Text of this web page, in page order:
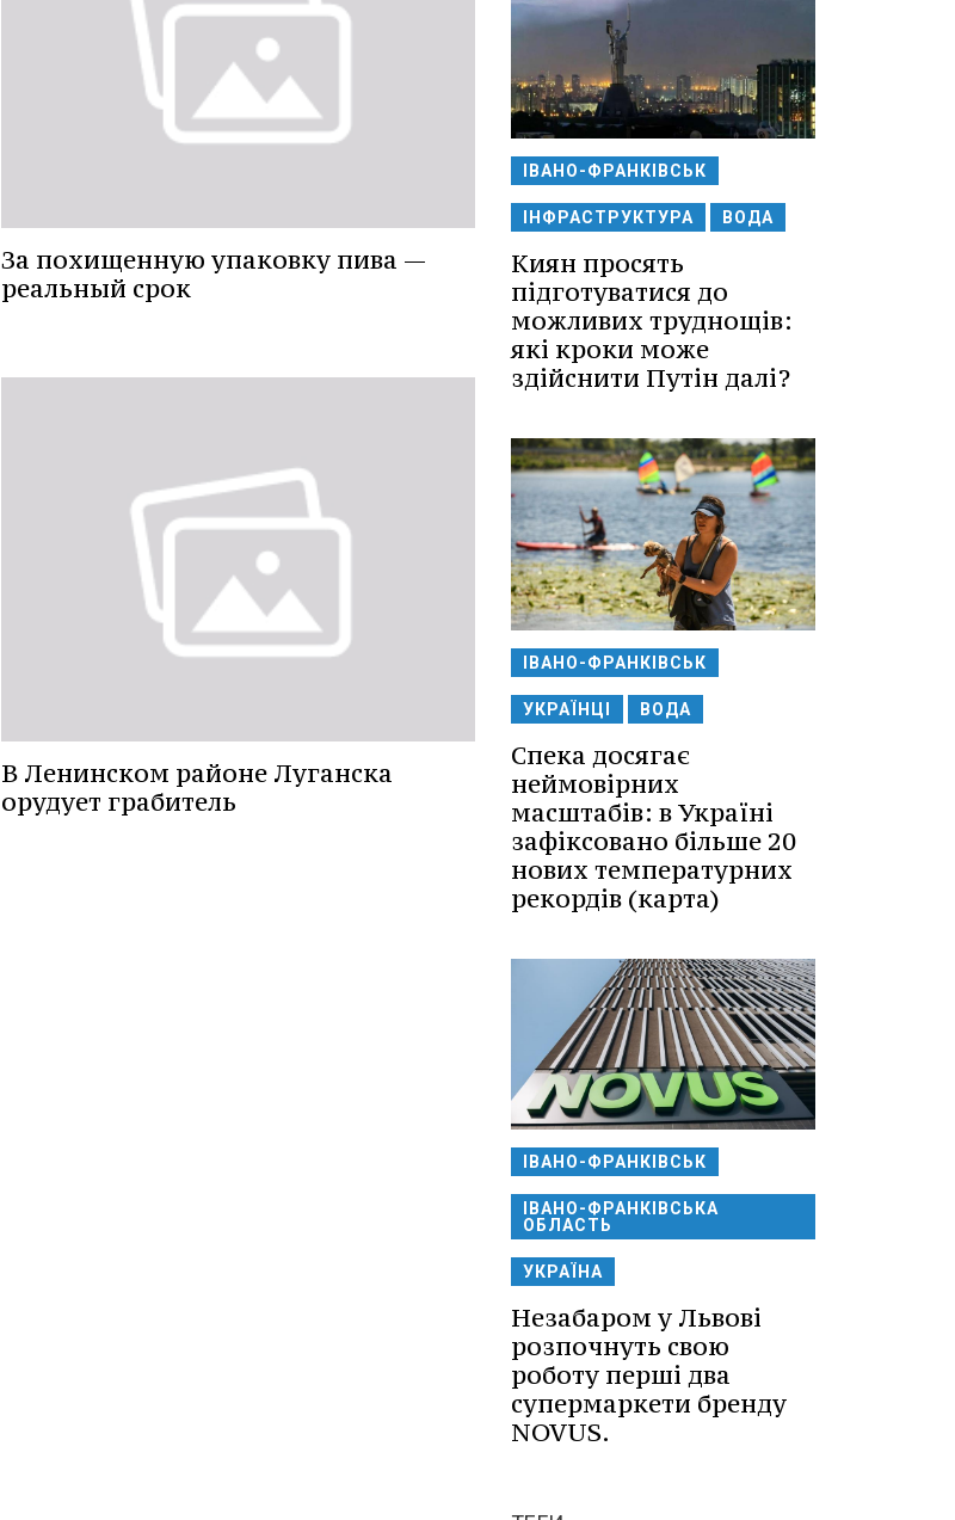
За похищенную упаковку пива —
реальный срок
В Ленинском районе Луганска
орудует грабитель
ІВАНО-ФРАНКІВСЬК
ІНФРАСТРУКТУРА ВОДА
Киян просять
підготуватися до
можливих труднощів:
які кроки може
здійснити Путін далі?
ІВАНО-ФРАНКІВСЬК
УКРАЇНЦІ ВОДА
Спека досягає
неймовірних
масштабів: в Україні
зафіксовано більше 20
нових температурних
рекордів (карта)
ІВАНО-ФРАНКІВСЬК
ІВАНО-ФРАНКІВСЬКА
ОБЛАСТЬ
УКРАЇНА
Незабаром у Львові
розпочнуть свою
роботу перші два
супермаркети бренду
NOVUS.